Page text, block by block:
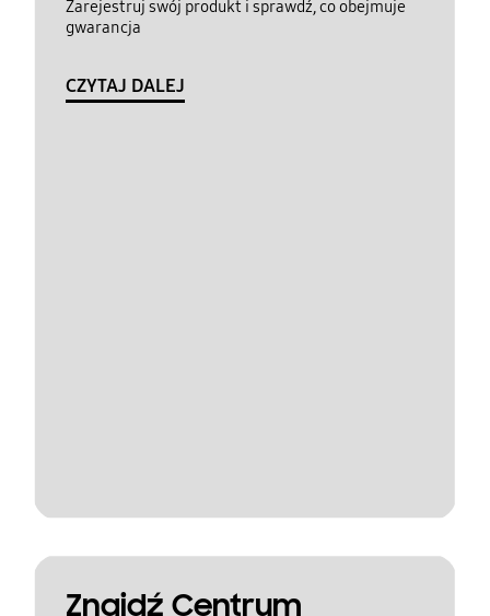
Zarejestruj swój produkt i sprawdź, co obejmuje
gwarancja
CZYTAJ DALEJ
Znajdź Centrum